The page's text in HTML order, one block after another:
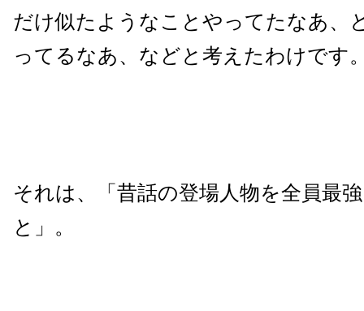
だけ似たようなことやってたなあ、
ってるなあ、などと考えたわけです
それは、「昔話の登場人物を全員最
と」。